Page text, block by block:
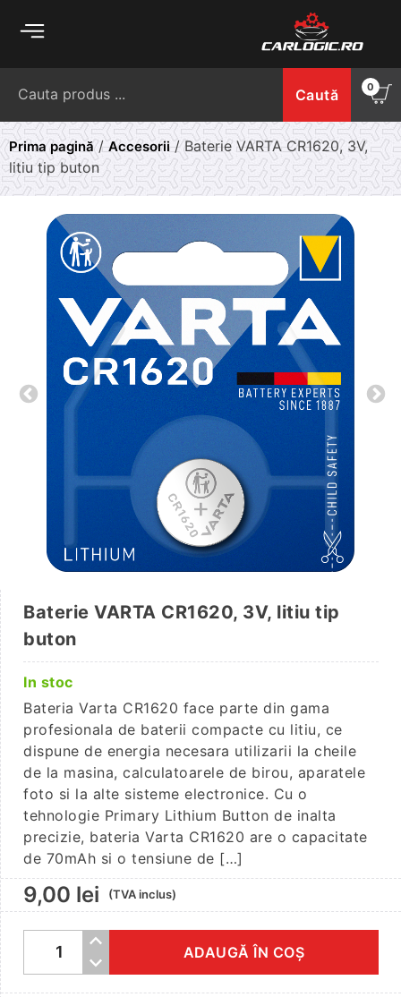
Caută 0
Prima pagină/Accesorii/ Baterie VARTA CR1620, 3V,
litiu tip buton
Baterie VARTA CR1620, 3V, litiu tip
buton
In stoc
Bateria Varta CR1620 face parte din gama
profesionala de baterii compacte cu litiu, ce
dispune de energia necesara utilizarii la cheile
de la masina, calculatoarele de birou, aparatele
foto si la alte sisteme electronice. Cu o
tehnologie Primary Lithium Button de inalta
precizie, bateria Varta CR1620 are o capacitate
de 70mAh si o tensiune de […]
9,00 lei (TVA inclus)
Cantitate
ADAUGĂ ÎN COȘ